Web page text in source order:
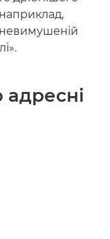
невимушеній
адресні